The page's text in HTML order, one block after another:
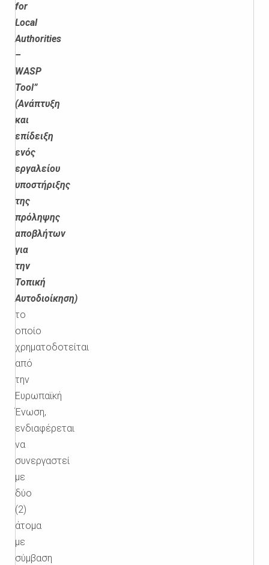
for
Local
Authorities
–
WASP
Tool”
(Ανάπτυξη
και
επίδειξη
ενός
εργαλείου
υποστήριξης
της
πρόληψης
αποβλήτων
για
την
Τοπική
Αυτοδιοίκηση)
το
οποίο
χρηματοδοτείται
από
την
Ευρωπαϊκή
Ένωση,
ενδιαφέρεται
να
συνεργαστεί
με
δύο
(2)
άτομα
με
σύμβαση